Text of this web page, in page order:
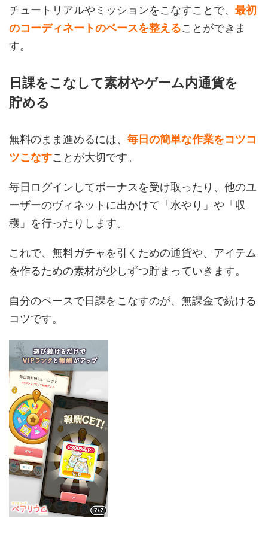
チュートリアルやミッションをこなすことで、 最初
のコーディネートのベースを整えることができま
す。
日課をこなして素材やゲーム内通貨を
貯める
無料のまま進めるには、 毎日の簡単な作業をコツコ
ツこなすことが大切です。
毎日ログインしてボーナスを受け取ったり、他のユ
ーザーのヴィネットに出かけて「水やり」や「収
穫」を行ったりします。
これで、無料ガチャを引くための通貨や、アイテム
を作るための素材が少しずつ貯まっていきます。
自分のペースで日課をこなすのが、無課金で続ける
コツです。